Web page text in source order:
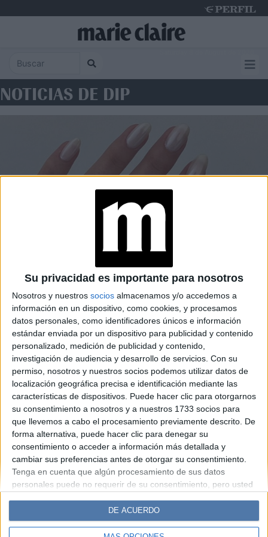
Su privacidad es importante para nosotros
Nosotros y nuestros socios almacenamos y/o accedemos a
información en un dispositivo, como cookies, y procesamos
datos personales, como identificadores únicos e información
estándar enviada por un dispositivo para publicidad y contenido
personalizado, medición de publicidad y contenido,
investigación de audiencia y desarrollo de servicios. Con su
permiso, nosotros y nuestros socios podemos utilizar datos de
localización geográfica precisa e identificación mediante las
características de dispositivos. Puede hacer clic para otorgarnos
su consentimiento a nosotros y a nuestros 1733 socios para
que llevemos a cabo el procesamiento previamente descrito. De
forma alternativa, puede hacer clic para denegar su
consentimiento o acceder a información más detallada y
cambiar sus preferencias antes de otorgar su consentimiento.
Tenga en cuenta que algún procesamiento de sus datos
personales puede no requerir de su consentimiento, pero usted
preferencias se aplicarán solo a este sitio web. Puede cambiar
sus preferencias o retirar su consentimiento en cualquier
momento volviendo a este sitio y haciendo clic en el botón
DE ACUERDO
NOTICIAS DE DIP
BELLEZA
Tendencias de uñas en
agosto: duración de cuatro
semanas sin fragilidad
Espacio Publicitario
Diario Perfil Caras Noticias
Fortuna
Hombre
Weekend Parabrisas
Supercampo
Lunateen